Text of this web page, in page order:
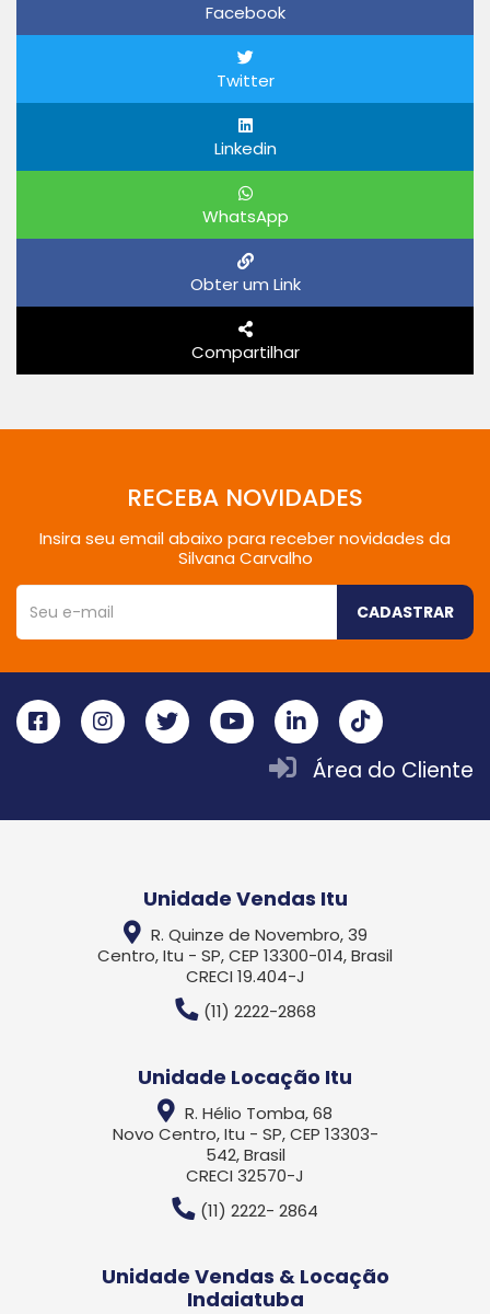
Facebook
Twitter
Linkedin
WhatsApp
Obter um Link
Compartilhar
RECEBA NOVIDADES
Insira seu email abaixo para receber novidades da
Silvana Carvalho
CADASTRAR
Área do Cliente
Unidade Vendas Itu
R. Quinze de Novembro, 39
Centro, Itu - SP, CEP 13300-014, Brasil
CRECI 19.404-J
(11) 2222-2868
Unidade Locação Itu
R. Hélio Tomba, 68
Novo Centro, Itu - SP, CEP 13303-
542, Brasil
CRECI 32570-J
(11) 2222- 2864
Unidade Vendas & Locação
Indaiatuba